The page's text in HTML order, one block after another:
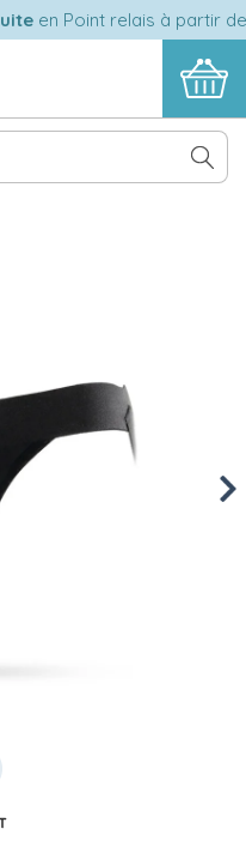
en Point relais à partir de